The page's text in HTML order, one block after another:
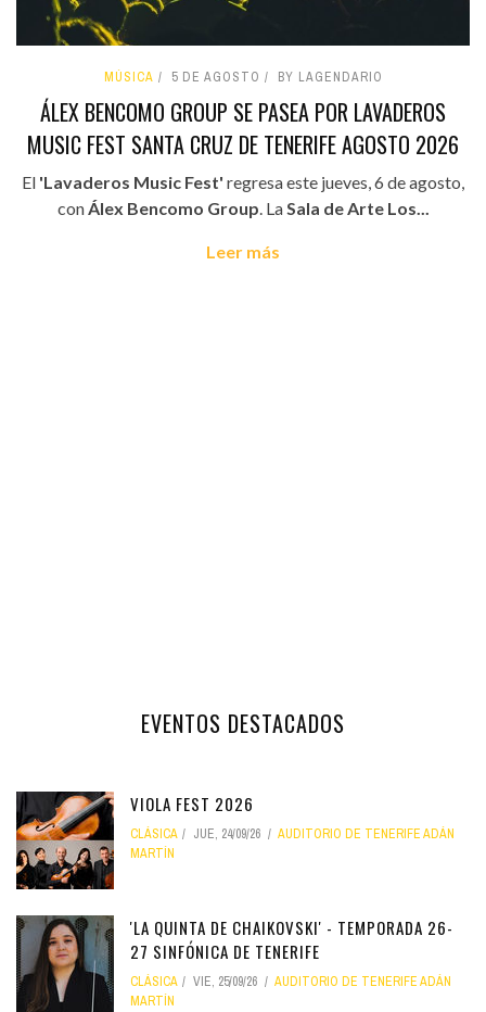
MÚSICA 5 DE AGOSTO BY LAGENDARIO
ÁLEX BENCOMO GROUP SE PASEA POR LAVADEROS
MUSIC FEST SANTA CRUZ DE TENERIFE AGOSTO 2026
El 'Lavaderos Music Fest' regresa este jueves, 6 de agosto,
conÁlex Bencomo Group. LaSala de Arte Los...
Leer más
EVENTOS DESTACADOS
VIOLA FEST 2026
CLÁSICA JUE, 24/09/26
AUDITORIO DE TENERIFE ADÁN
MARTÍN
'LA QUINTA DE CHAIKOVSKI' - TEMPORADA 26-
27 SINFÓNICA DE TENERIFE
CLÁSICA VIE, 25/09/26
AUDITORIO DE TENERIFE ADÁN
MARTÍN